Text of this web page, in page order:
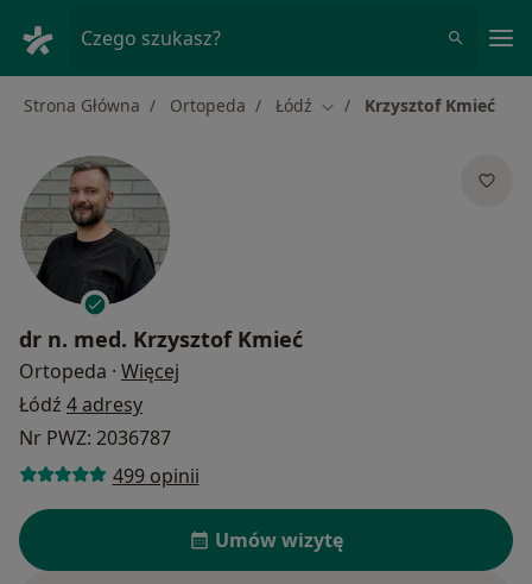
Czego szukasz?
Strona Główna Ortopeda Łódź Zmień miasto
Krzysztof Kmieć
dr n. med. Krzysztof Kmieć
Ortopeda · Więcej
Łódź 4 adresy
Nr PWZ: 2036787
499 opinii
Umów wizytę